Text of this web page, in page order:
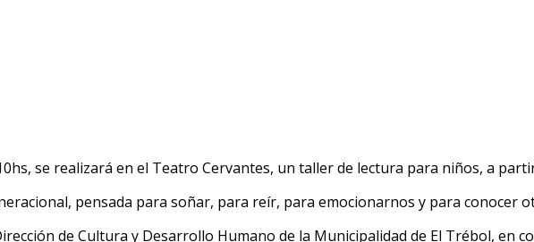
se realizará en el Teatro Cervantes, un taller de lectura para niños, a
pensada para soñar, para reír, para emocionarnos y para conocer
de Cultura y Desarrollo Humano de la Municipalidad de El Trébol, en